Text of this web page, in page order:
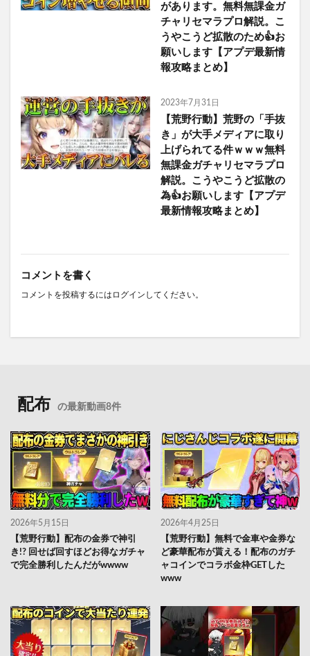
があります。無料無課金ガ
チャリセマラプロ解説。こ
うやこうど拡散のため👍お
願いします【アプデ最新情
報攻略まとめ】
2023年7月31日
【荒野行動】荒野の「手抜
き」が大手メディアに取り
上げられてる件ｗｗｗ無料
無課金ガチャリセマラプロ
解説。こうやこうど拡散の
為👍お願いします【アプデ
最新情報攻略まとめ】
コメントを書く
コメントを投稿するには ログイン してください。
配布 の最新動画8件
2026年5月15日
【荒野行動】配布の金券で神引
き!? 回せば回すほどお得なガチャ
で完全勝利したんだがwwww
2026年4月25日
【荒野行動】無料で金車や金券な
ど豪華配布が貰える！配布のガチ
ャコインでコラボ金枠GETした
www